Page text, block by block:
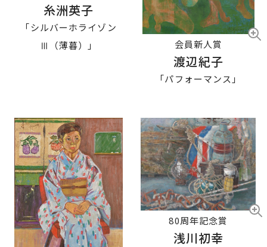
糸洲英子
「シルバーホライゾン
Ⅲ（薄暮）」
会員新人賞
渡辺紀子
「パフォーマンス」
80周年記念賞
浅川初幸